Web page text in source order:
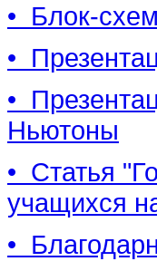
• Блок-
•
•
Ньютоны
• Статья
учащихся
•